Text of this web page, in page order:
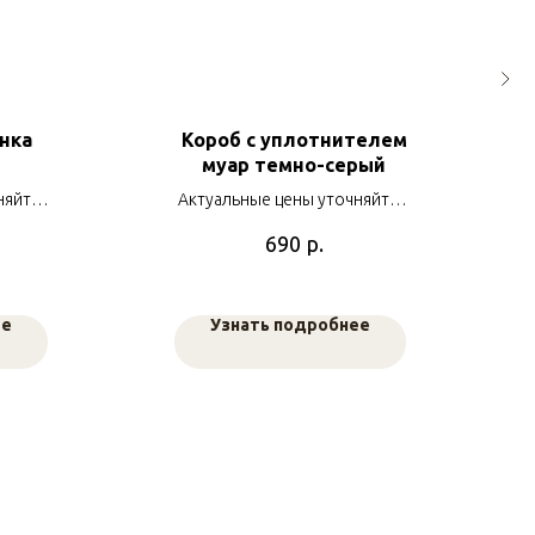
у
Короб с уплотнителем
муар темно-серый
Актуальные цены уточняйте у
690 р.
Узнать подробнее